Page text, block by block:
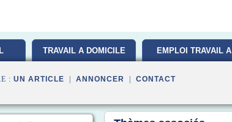
TRAVAIL A DOMICILE EMPLOI TRAVAIL A
: UN ARTICLE ANNONCER CONTACT